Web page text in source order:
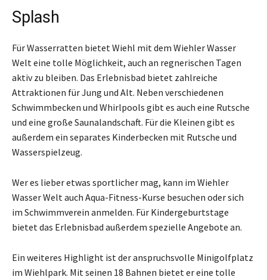
Splash
Für Wasserratten bietet Wiehl mit dem Wiehler Wasser
Welt eine tolle Möglichkeit, auch an regnerischen Tagen
aktiv zu bleiben. Das Erlebnisbad bietet zahlreiche
Attraktionen für Jung und Alt. Neben verschiedenen
Schwimmbecken und Whirlpools gibt es auch eine Rutsche
und eine große Saunalandschaft. Für die Kleinen gibt es
außerdem ein separates Kinderbecken mit Rutsche und
Wasserspielzeug.
Wer es lieber etwas sportlicher mag, kann im Wiehler
Wasser Welt auch Aqua-Fitness-Kurse besuchen oder sich
im Schwimmverein anmelden. Für Kindergeburtstage
bietet das Erlebnisbad außerdem spezielle Angebote an.
Ein weiteres Highlight ist der anspruchsvolle Minigolfplatz
im Wiehlpark. Mit seinen 18 Bahnen bietet er eine tolle